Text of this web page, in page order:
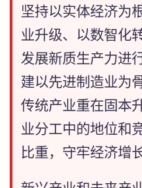
坚持以实体经济为
业升级、以数智化
发展新质生产力进
建以先进制造业为
传统产业重在固本
业分工中的地位和
比重，守牢经济增